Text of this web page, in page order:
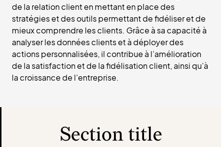
de la relation client en mettant en place des
stratégies et des outils permettant de fidéliser et de
mieux comprendre les clients. Grâce à sa capacité à
analyser les données clients et à déployer des
actions personnalisées, il contribue à l’amélioration
de la satisfaction et de la fidélisation client, ainsi qu’à
la croissance de l’entreprise.
Section title